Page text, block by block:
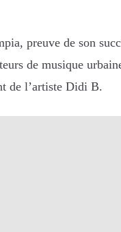
preuve de son
de musique
de l’artiste Didi B.